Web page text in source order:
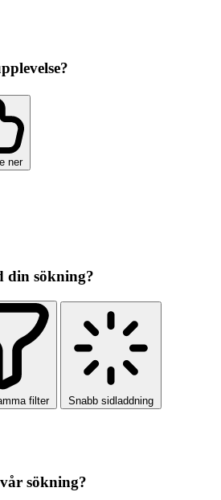
ner
din sökning?
filter Snabb sidladdning
sökning?